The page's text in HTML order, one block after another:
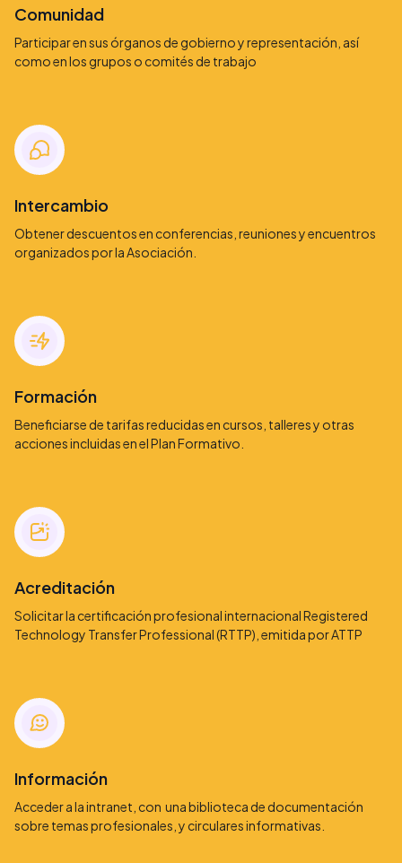
Comunidad
Participar en sus órganos de gobierno y representación, así
como en los grupos o comités de trabajo
Intercambio
Obtener descuentos en conferencias, reuniones y encuentros
organizados por la Asociación.
Formación
Beneficiarse de tarifas reducidas en cursos, talleres y otras
acciones incluidas en el Plan Formativo.
Acreditación
Solicitar la certificación profesional internacional Registered
Technology Transfer Professional (RTTP), emitida por ATTP
Información
Acceder a la intranet, con una biblioteca de documentación
sobre temas profesionales, y circulares informativas.